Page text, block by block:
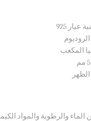
925
المكعب
الماء والرطوبة والمواد